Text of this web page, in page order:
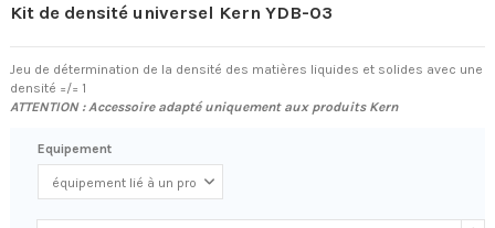
Kit de densité universel Kern YDB-03
Jeu de détermination de la densité des matières liquides et solides avec une
densité =/= 1
ATTENTION : Accessoire adapté uniquement aux produits Kern
Equipement